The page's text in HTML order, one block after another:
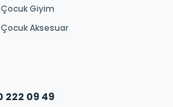
Çocuk Giyim
Çocuk Aksesuar
222 09 49